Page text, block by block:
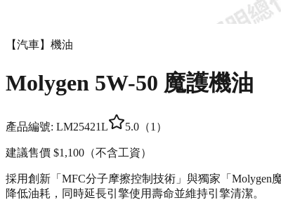
【汽車】機油
Molygen 5W-50 魔護機油
產品編號: LM25421L 5.0 （1 ）
建議售價 $1,100 （不含工資）
採用創新「MFC分子摩擦控制技術」與獨家「
降低油耗，同時延長引擎使用壽命並維持引擎清潔。